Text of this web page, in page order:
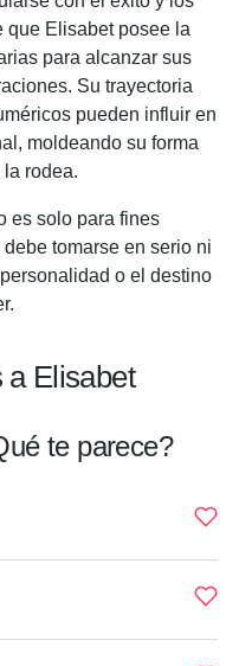
que Elisabet posee la
para alcanzar sus
Su trayectoria
pueden influir en
moldeando su forma
rodea.
es solo para fines
tomarse en serio ni
o el destino
Elisabet
te parece?